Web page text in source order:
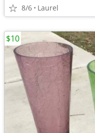
8/6 Laurel
$10